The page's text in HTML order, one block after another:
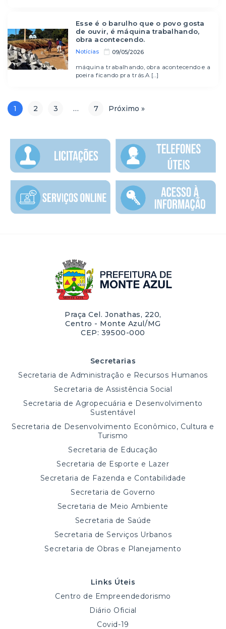
Notícias 09/05/2026
Esse é o barulho que o povo gosta
de ouvir, é máquina trabalhando,
obra acontecendo.
máquina trabalhando, obra acontecendo e a
poeira ficando pra trás.A [...]
1 2 3 … 7 Próximo »
Praça Cel. Jonathas, 220,
Centro - Monte Azul/MG
CEP: 39500-000
Secretarias
Secretaria de Administração e Recursos Humanos
Secretaria de Assistência Social
Secretaria de Agropecuária e Desenvolvimento
Sustentável
Secretaria de Desenvolvimento Econômico, Cultura e
Turismo
Secretaria de Educação
Secretaria de Esporte e Lazer
Secretaria de Fazenda e Contabilidade
Secretaria de Governo
Secretaria de Meio Ambiente
Secretaria de Saúde
Secretaria de Serviços Urbanos
Secretaria de Obras e Planejamento
Links Úteis
Centro de Empreendedorismo
Diário Oficial
Covid-19